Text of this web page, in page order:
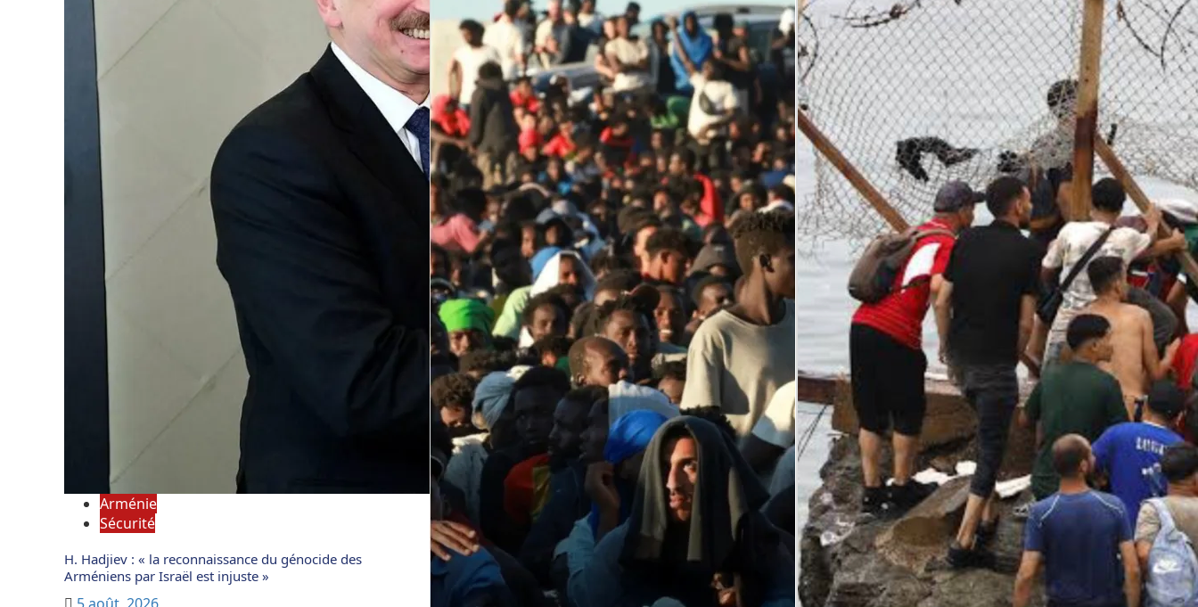
Arménie
Sécurité
H. Hadjiev : « la reconnaissance du génocide des
Arméniens par Israël est injuste »